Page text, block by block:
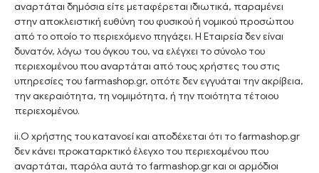
αναρτάται δημόσια είτε μεταφέρεται ιδιωτικά, παραμένει
στην αποκλειστική ευθύνη του φυσικού ή νομικού προσώπου
από το οποίο το περιεχόμενο πηγάζει. Η Εταιρεία δεν είναι
δυνατόν, λόγω του όγκου του, να ελέγχει το σύνολο του
περιεχομένου που αναρτάται από τους χρήστες του στις
υπηρεσίες του farmashop.gr, οπότε δεν εγγυάται την ακρίβεια,
την ακεραιότητα, τη νομιμότητα, ή την ποιότητα τέτοιου
περιεχομένου.
ii.Ο χρήστης του κατανοεί και αποδέχεται ότι το farmashop.gr
δεν κάνει προκαταρκτικό έλεγχο του περιεχομένου που
αναρτάται, παρόλα αυτά το farmashop.gr και οι αρμόδιοι